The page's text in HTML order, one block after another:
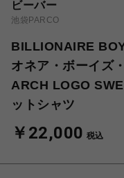
ビーバー
池袋PARCO
BILLIONAIRE
オネア・ボーイズ
ARCH LOGO
ットシャツ
￥22,000 税込